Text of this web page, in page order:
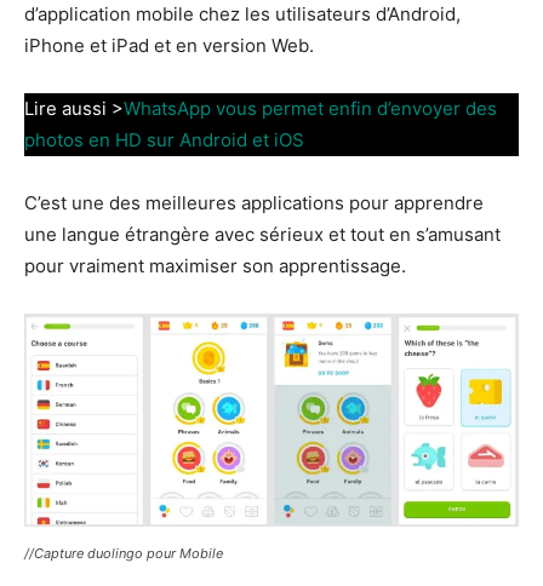
d’application mobile chez les utilisateurs d’Android,
iPhone et iPad et en version Web.
Lire aussi >WhatsApp vous permet enfin d’envoyer des
photos en HD sur Android et iOS
C’est une des meilleures applications pour apprendre
une langue étrangère avec sérieux et tout en s’amusant
pour vraiment maximiser son apprentissage.
//Capture duolingo pour Mobile